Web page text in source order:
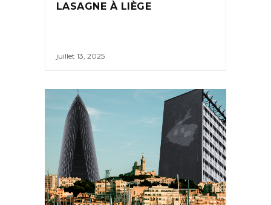
LASAGNE À LIÈGE
juillet 13, 2025